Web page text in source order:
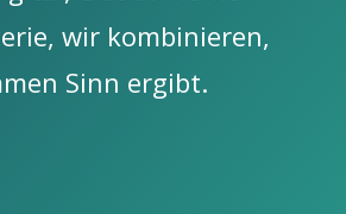
wir kombinieren,
Sinn ergibt.